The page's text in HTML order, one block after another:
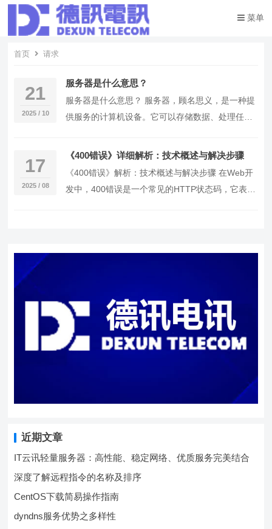
菜单
首页 请求
21
2025 / 10
服务器是什么意思？
服务器是什么意思？ 服务器，顾名思义，是一种提
供服务的计算机设备。它可以存储数据、处理任
是网络中…
17
2025 / 08
《400错误》详细解析：技术概述与解决步骤
《400错误》解析：技术概述与解决步骤 在Web开
发中，400错误是一个常见的HTTP状态码，它表示
近期文章
IT云讯轻量服务器：高性能、稳定网络、优质服务完美结合
深度了解远程指令的名称及排序
CentOS下载简易操作指南
dyndns服务优势之多样性